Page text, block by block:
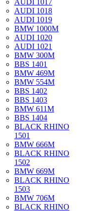
AUDI 1017
AUDI 1018
AUDI 1019
BMW 1000M
AUDI 1020
AUDI 1021
BMW 300M
BBS 1401
BMW 469M
BMW 554M
BBS 1402
BBS 1403
BMW 611M
BBS 1404
BLACK RHINO
1501
BMW 666M
BLACK RHINO
1502
BMW 669M
BLACK RHINO
1503
BMW 706M
BLACK RHINO